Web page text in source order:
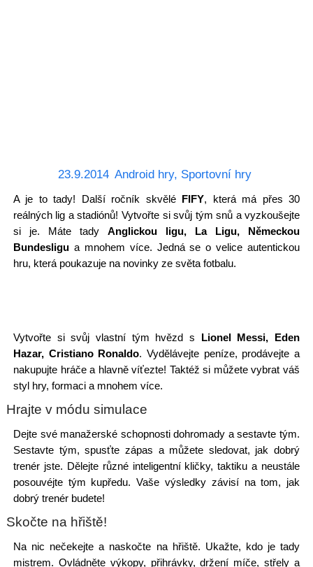
23.9.2014 Android hry, Sportovní hry
A je to tady! Další ročník skvělé FIFY, která má přes 30
reálných lig a stadiónů! Vytvořte si svůj tým snů a vyzkoušejte
si je. Máte tadyAnglickou ligu, La Ligu, Německou
Bundesligua mnohem více. Jedná se o velice autentickou
hru, která poukazuje na novinky ze světa fotbalu.
Vytvořte si svůj vlastní tým hvězd s Lionel Messi, Eden
Hazar, Cristiano Ronaldo. Vydělávejte peníze, prodávejte a
nakupujte hráče a hlavně víťezte! Taktéž si můžete vybrat váš
styl hry, formaci a mnohem více.
Hrajte v módu simulace
Dejte své manažerské schopnosti dohromady a sestavte tým.
Sestavte tým, spusťte zápas a můžete sledovat, jak dobrý
trenér jste. Dělejte různé inteligentní kličky, taktiku a neustále
posouvéjte tým kupředu. Vaše výsledky závisí na tom, jak
dobrý trenér budete!
Skočte na hřiště!
Na nic nečekejte a naskočte na hřiště. Ukažte, kdo je tady
mistrem. Ovládněte výkopy, přihrávky, držení míče, střely a